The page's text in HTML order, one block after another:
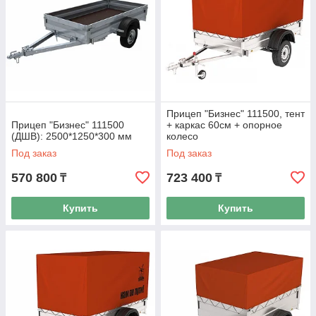
Эксклюзивность
«Экспедиция» в Казахстане!
Надежность
Вы можете быть уверены в качестве покупаемого товара и
Прицеп "Бизнес" 111500
(ДШВ): 2500*1250*300 мм
Под заказ
570 800 ₸
Купить
Прицеп "Бизнес" 111500, тент
+ каркас 60см + опорное
колесо
Под заказ
723 400 ₸
Купить